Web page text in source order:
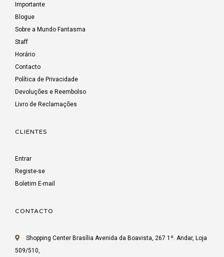
Importante
Blogue
Sobre a Mundo Fantasma
Staff
Horário
Contacto
Política de Privacidade
Devoluções e Reembolso
Livro de Reclamações
CLIENTES
Entrar
Registe-se
Boletim E-mail
CONTACTO
Shopping Center Brasília Avenida da Boavista, 267 1º. Andar, Loja
509/510,